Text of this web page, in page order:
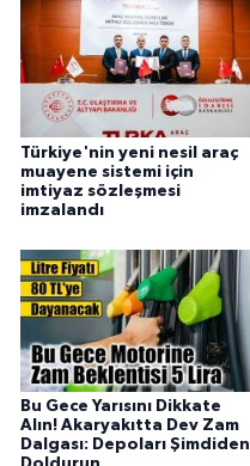
Türkiye'nin yeni nesil araç
muayene sistemi için
imtiyaz sözleşmesi
imzalandı
Bu Gece Yarısını Dikkate
Alın! Akaryakıtta Dev Zam
Dalgası: Depoları Şimdiden